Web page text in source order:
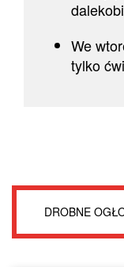
We
tylko
DROBNE